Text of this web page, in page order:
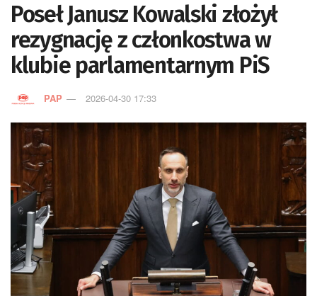
Poseł Janusz Kowalski złożył
rezygnację z członkostwa w
klubie parlamentarnym PiS
PAP 2026-04-30 17:33